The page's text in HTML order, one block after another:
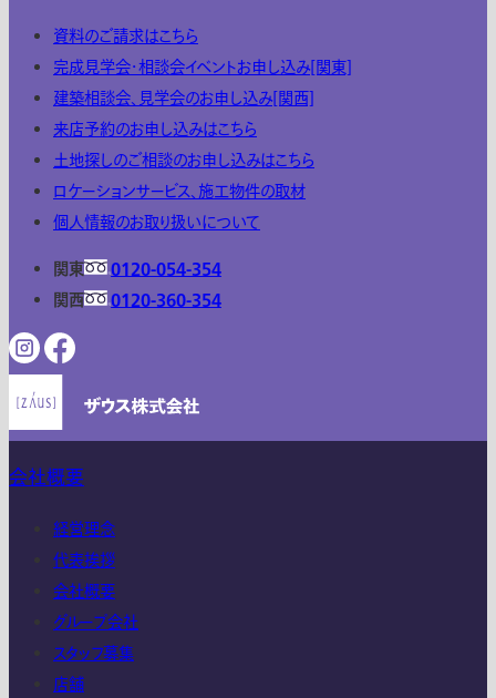
資料のご請求はこちら
完成見学会・相談会イベントお申し込み[関東]
建築相談会、見学会のお申し込み[関西]
来店予約のお申し込みはこちら
土地探しのご相談のお申し込みはこちら
ロケーションサービス、施工物件の取材
個人情報のお取り扱いについて
関東
0120-054-354
関西
0120-360-354
会社概要
経営理念
代表挨拶
会社概要
グループ会社
スタッフ募集
店舗